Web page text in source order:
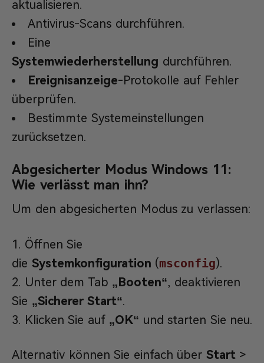
aktualisieren.
Antivirus-Scans durchführen.
Eine
Systemwiederherstellung durchführen.
Ereignisanzeige-Protokolle auf Fehler
überprüfen.
Bestimmte Systemeinstellungen
zurücksetzen.
Abgesicherter Modus Windows 11:
Wie verlässt man ihn?
Um den abgesicherten Modus zu verlassen:
Öffnen Sie
die Systemkonfiguration (msconfig).
Unter dem Tab „Booten“, deaktivieren
Sie „Sicherer Start“.
Klicken Sie auf „OK“ und starten Sie neu.
Alternativ können Sie einfach über Start>